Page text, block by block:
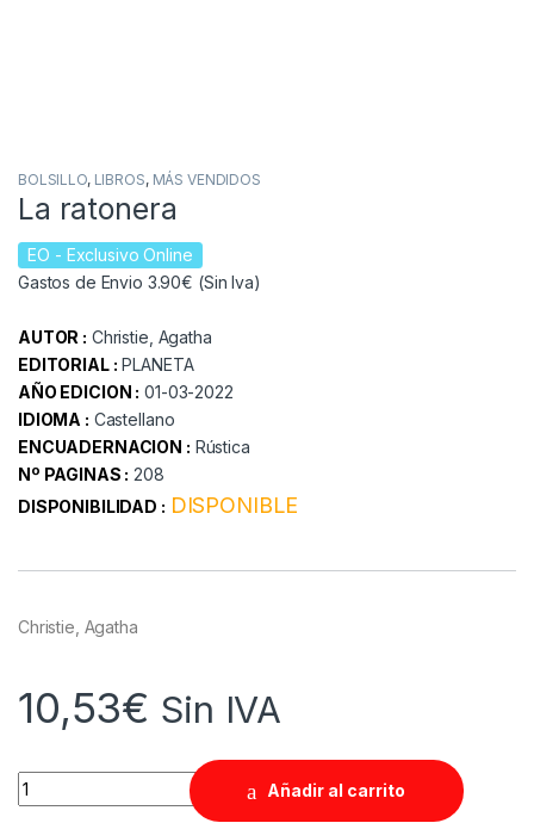
BOLSILLO, LIBROS, MÁS VENDIDOS
La ratonera
EO - Exclusivo Online
Gastos de Envio 3.90€ (Sin Iva)
AUTOR : Christie, Agatha
EDITORIAL : PLANETA
AÑO EDICION : 01-03-2022
IDIOMA : Castellano
ENCUADERNACION : Rústica
Nº PAGINAS : 208
DISPONIBILIDAD : DISPONIBLE
Christie, Agatha
10,53€ Sin IVA
Quantity
Añadir al carrito